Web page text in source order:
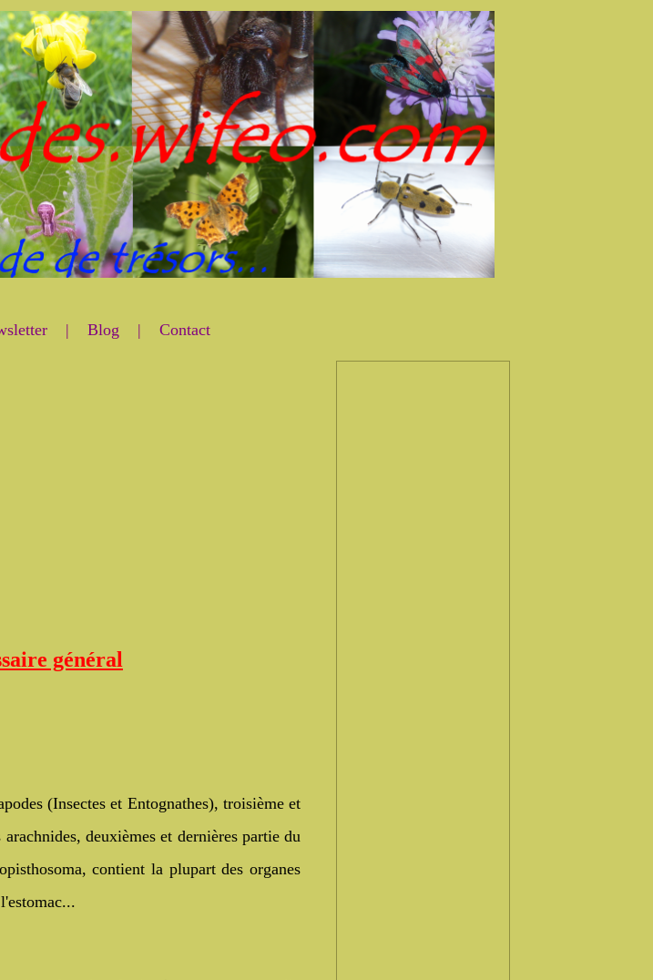
| Blog | Contact
général
(Insectes et Entognathes), troisième et
deuxièmes et dernières partie du
contient la plupart des organes